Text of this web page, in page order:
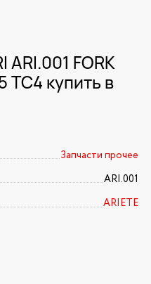
ARI.001 FORK
TC4 купить в
Запчасти прочее
ARI.001
ARIETE